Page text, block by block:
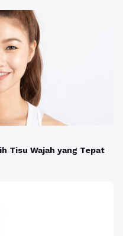
Tisu Wajah yang Tepat